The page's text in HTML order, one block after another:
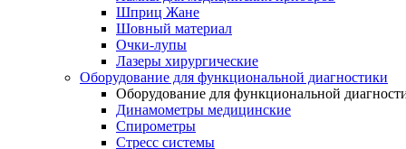
Шприц Жане
Шовный материал
Очки-лупы
Лазеры хирургические
Оборудование для функциональной диагностики
Оборудование для функциональной
Динамометры медицинские
Спирометры
Стресс системы